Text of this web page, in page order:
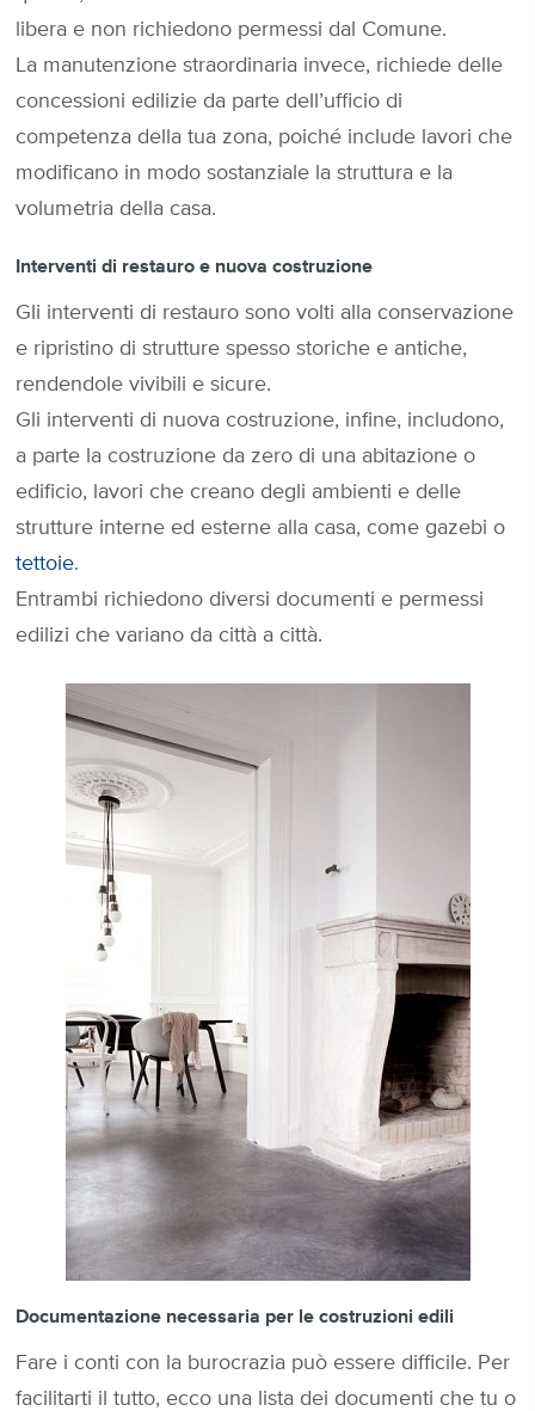
libera e non richiedono permessi dal Comune.
La manutenzione straordinaria invece, richiede delle
concessioni edilizie da parte dell’ufficio di
competenza della tua zona, poiché include lavori che
modificano in modo sostanziale la struttura e la
volumetria della casa.
Interventi di restauro e nuova costruzione
Gli interventi di restauro sono volti alla conservazione
e ripristino di strutture spesso storiche e antiche,
rendendole vivibili e sicure.
Gli interventi di nuova costruzione, infine, includono,
a parte la costruzione da zero di una abitazione o
edificio, lavori che creano degli ambienti e delle
strutture interne ed esterne alla casa, come gazebi o
tettoie.
Entrambi richiedono diversi documenti e permessi
edilizi che variano da città a città.
Documentazione necessaria per le costruzioni edili
Fare i conti con la burocrazia può essere difficile. Per
facilitarti il tutto, ecco una lista dei documenti che tu o